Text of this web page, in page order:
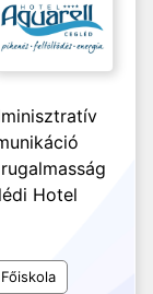
Hotel
Főiskola